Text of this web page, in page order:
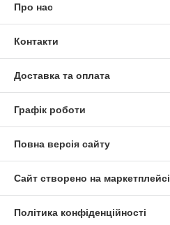
Про нас
Контакти
Доставка та оплата
Графік роботи
Повна версія сайту
Сайт створено на маркетплейсі
Політика конфіденційності